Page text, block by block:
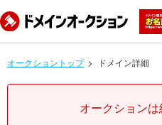
オークショントップ ドメイン詳細
オークションは